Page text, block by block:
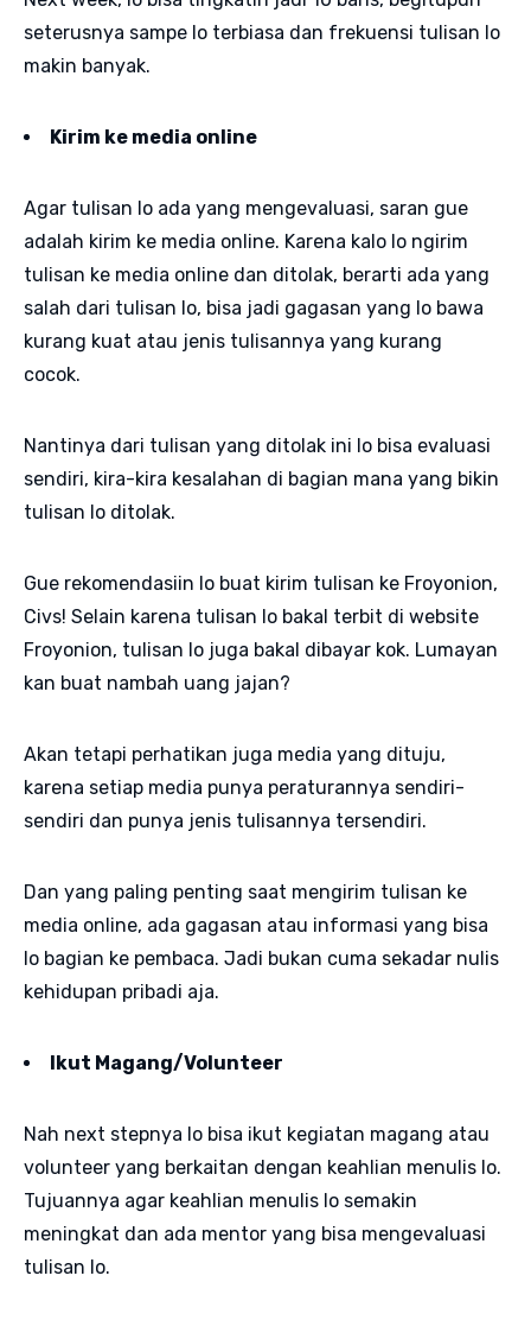
seterusnya sampe lo terbiasa dan frekuensi tulisan lo
makin banyak.
Kirim ke media online
Agar tulisan lo ada yang mengevaluasi, saran gue
adalah kirim ke media online. Karena kalo lo ngirim
tulisan ke media online dan ditolak, berarti ada yang
salah dari tulisan lo, bisa jadi gagasan yang lo bawa
kurang kuat atau jenis tulisannya yang kurang
cocok.
Nantinya dari tulisan yang ditolak ini lo bisa evaluasi
sendiri, kira-kira kesalahan di bagian mana yang bikin
tulisan lo ditolak.
Gue rekomendasiin lo buat kirim tulisan ke Froyonion,
Civs! Selain karena tulisan lo bakal terbit di website
Froyonion, tulisan lo juga bakal dibayar kok. Lumayan
kan buat nambah uang jajan?
Akan tetapi perhatikan juga media yang dituju,
karena setiap media punya peraturannya sendiri-
sendiri dan punya jenis tulisannya tersendiri.
Dan yang paling penting saat mengirim tulisan ke
media online, ada gagasan atau informasi yang bisa
lo bagian ke pembaca. Jadi bukan cuma sekadar nulis
kehidupan pribadi aja.
Ikut Magang/Volunteer
Nah next stepnya lo bisa ikut kegiatan magang atau
volunteer yang berkaitan dengan keahlian menulis lo.
Tujuannya agar keahlian menulis lo semakin
meningkat dan ada mentor yang bisa mengevaluasi
tulisan lo.